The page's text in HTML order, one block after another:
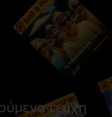
τεύχη